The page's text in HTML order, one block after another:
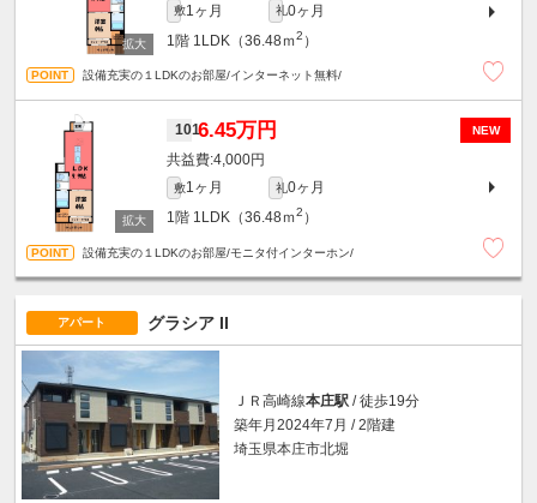
敷1ヶ月 礼0ヶ月
1階 1LDK（36.48ｍ2 ）
設備充実の１LDKのお部屋/インターネット無料/
NEW
1016.45万円
4,000円
敷1ヶ月 礼0ヶ月
1階 1LDK（36.48ｍ2 ）
設備充実の１LDKのお部屋/モニタ付インターホン/
アパート グラシア II
ＪＲ高崎線本庄駅 / 徒歩19分
築年月2024年7月 / 2階建
埼玉県本庄市北堀